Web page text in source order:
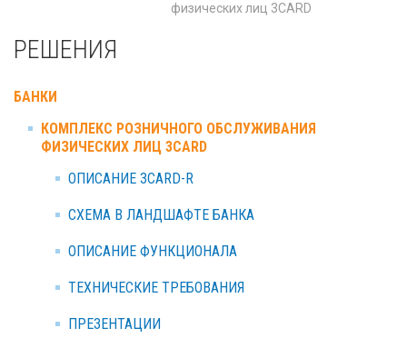
физических лиц 3CARD
РЕШЕНИЯ
БАНКИ
КОМПЛЕКС РОЗНИЧНОГО ОБСЛУЖИВАНИЯ
ФИЗИЧЕСКИХ ЛИЦ 3CARD
ОПИСАНИЕ 3CARD-R
СХЕМА В ЛАНДШАФТЕ БАНКА
ОПИСАНИЕ ФУНКЦИОНАЛА
ТЕХНИЧЕСКИЕ ТРЕБОВАНИЯ
ПРЕЗЕНТАЦИИ